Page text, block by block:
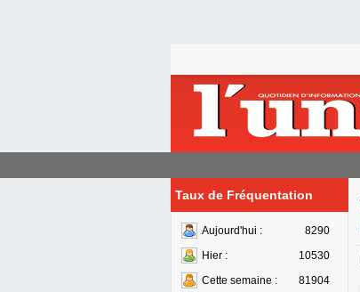
Taux de Fréquentation
Aujourd'hui :
8290
Hier :
10530
Cette semaine :
81904